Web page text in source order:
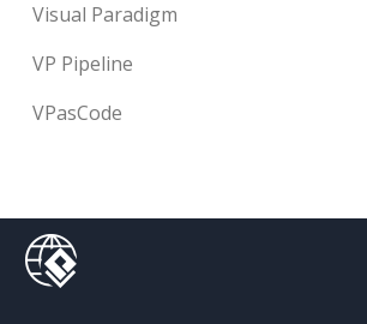
Visual Paradigm
VP Pipeline
VPasCode